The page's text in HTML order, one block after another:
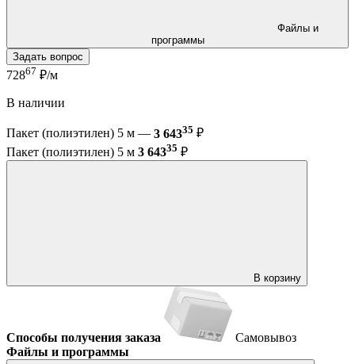
программы
Задать вопрос
72867 ₽/м
В наличии
Пакет (полиэтилен) 5 м — 3 64335 ₽
Пакет (полиэтилен) 5 м 3 64335 ₽
В корзину
Способы получения заказа
Самовывоз
Файлы и программы